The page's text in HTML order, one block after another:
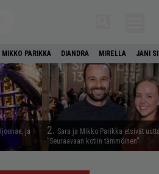
MIKKO PARIKKA DIANDRA MIRELLA JANI
ja
2. Sara ja Mikko Parikka etsivät
”Seuraavaan kotiin tämmöinen”